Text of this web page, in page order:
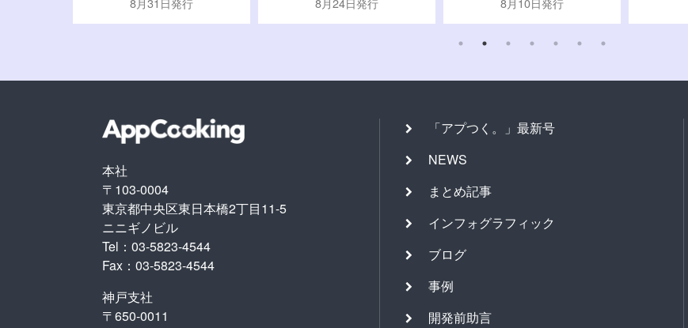
本社
〒103-0004
東京都中央区東日本橋2丁目11-5
ニニギノビル
Tel：03-5823-4544
Fax：03-5823-4544
神戸支社
〒650-0011
「アプつく。」最新号
NEWS
まとめ記事
インフォグラフィック
ブログ
事例
開発前助言